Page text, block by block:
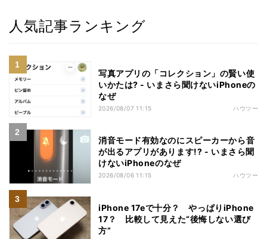
人気記事ランキング
写真アプリの「コレクション」の賢い使
いかたは? - いまさら聞けないiPhoneの
なぜ
2026/08/07 11:15 ハウツー
消音モード有効なのにスピーカーから音
が出るアプリがあります!? - いまさら聞
けないiPhoneのなぜ
2026/08/06 11:15 ハウツー
iPhone 17eで十分？ やっぱりiPhone
17？ 比較して見えた“後悔しない選び
方”